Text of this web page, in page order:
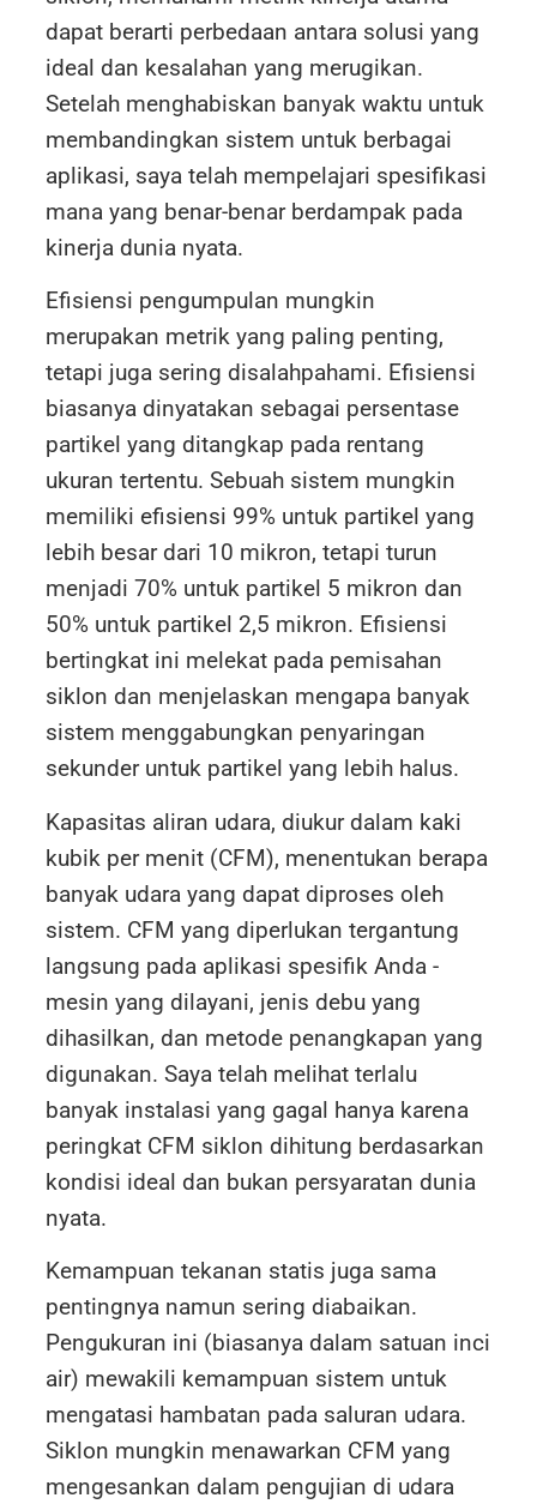
dapat berarti perbedaan antara solusi yang
ideal dan kesalahan yang merugikan.
Setelah menghabiskan banyak waktu untuk
membandingkan sistem untuk berbagai
aplikasi, saya telah mempelajari spesifikasi
mana yang benar-benar berdampak pada
kinerja dunia nyata.
Efisiensi pengumpulan mungkin
merupakan metrik yang paling penting,
tetapi juga sering disalahpahami. Efisiensi
biasanya dinyatakan sebagai persentase
partikel yang ditangkap pada rentang
ukuran tertentu. Sebuah sistem mungkin
memiliki efisiensi 99% untuk partikel yang
lebih besar dari 10 mikron, tetapi turun
menjadi 70% untuk partikel 5 mikron dan
50% untuk partikel 2,5 mikron. Efisiensi
bertingkat ini melekat pada pemisahan
siklon dan menjelaskan mengapa banyak
sistem menggabungkan penyaringan
sekunder untuk partikel yang lebih halus.
Kapasitas aliran udara, diukur dalam kaki
kubik per menit (CFM), menentukan berapa
banyak udara yang dapat diproses oleh
sistem. CFM yang diperlukan tergantung
langsung pada aplikasi spesifik Anda -
mesin yang dilayani, jenis debu yang
dihasilkan, dan metode penangkapan yang
digunakan. Saya telah melihat terlalu
banyak instalasi yang gagal hanya karena
peringkat CFM siklon dihitung berdasarkan
kondisi ideal dan bukan persyaratan dunia
nyata.
Kemampuan tekanan statis juga sama
pentingnya namun sering diabaikan.
Pengukuran ini (biasanya dalam satuan inci
air) mewakili kemampuan sistem untuk
mengatasi hambatan pada saluran udara.
Siklon mungkin menawarkan CFM yang
mengesankan dalam pengujian di udara